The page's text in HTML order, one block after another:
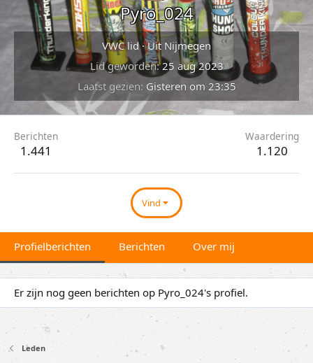
Pyro_024
VWC lid ·Uit Nijmegen
Lid geworden 25 aug 2023
Laatst gezien Gisteren om 23:35
Berichten
1.441
Waardering
1.120
Vind
Profielberichten Berichten Over mij
Er zijn nog geen berichten op Pyro_024's profiel.
Leden